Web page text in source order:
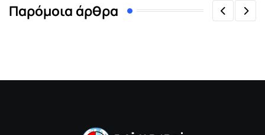
Παρόμοια άρθρα